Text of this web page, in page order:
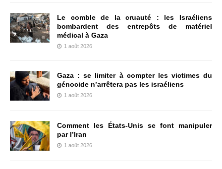
Le comble de la cruauté : les Israéliens
bombardent des entrepôts de matériel
médical à Gaza
1 août 2026
Gaza : se limiter à compter les victimes du
génocide n’arrêtera pas les israéliens
1 août 2026
Comment les États-Unis se font manipuler
par l’Iran
1 août 2026